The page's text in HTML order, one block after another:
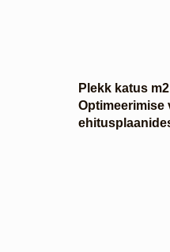
Plekk katus
Optimeerimise